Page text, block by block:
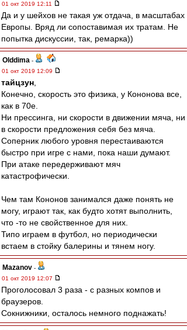
01 окт 2019 12:11
Да и у шейхов не такая уж отдача, в масштабах
Европы. Вряд ли сопоставимая их тратам. Не
попытка дискуссии, так, ремарка))
Olddima -
01 окт 2019 12:09
тайцзун
Конечно, скорость это физика, у Кононова все,
как в 70е.
Ни прессинга, ни скорости в движении мяча, ни
в скорости предложения себя без мяча.
Соперник любого уровня перестаиваются
быстро при игре с нами, пока наши думают.
При атаке передерживают мяч
катастрофически.
Чем там Кононов занимался даже понять не
могу, играют так, как будто хотят выполнить,
что -то не свойственное для них.
Типо играем в футбол, но периодически
встаем в стойку балерины и тянем ногу.
Mazanov -
01 окт 2019 12:07
Проголосовал 3 раза - с разных компов и
браузеров.
Сокнижники, осталось немного поднажать!